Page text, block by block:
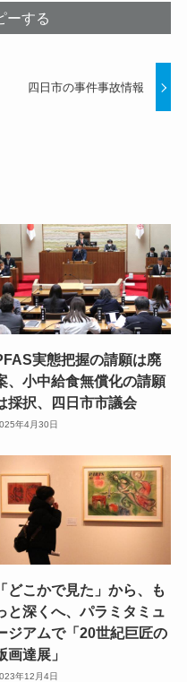
ーする
四日市の事件事故情報
実態把握の請願は廃
、小中給食無償化の請願
採択、四日市市議会
年4月30日
「どこかで見た」から、も
と深くへ、パラミタミュ
ジアムで「20世紀巨匠の
画達展」
年12月4日